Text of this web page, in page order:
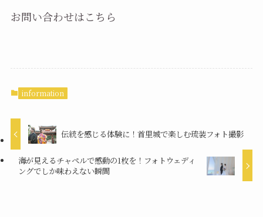
お問い合わせはこちら
information
伝統を感じる体験に！首里城で楽しむ琉装フォト撮影
海が見えるチャペルで感動の1枚を！フォトウェディ
ングでしか味わえない瞬間